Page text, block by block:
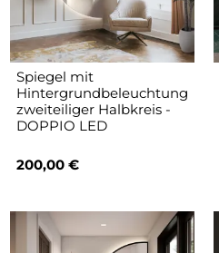
Spiegel mit
Hintergrundbeleuchtung
zweiteiliger Halbkreis -
DOPPIO LED
200,00 €